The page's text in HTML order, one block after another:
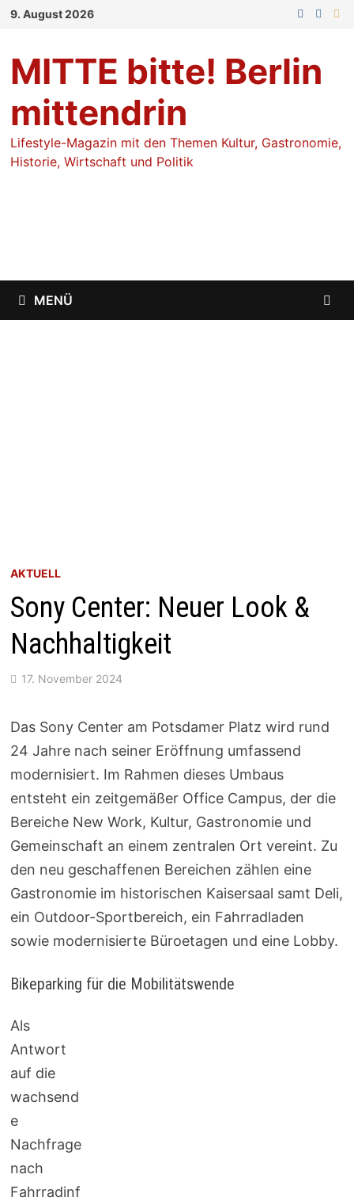
Zum
9. August 2026
MITTE bitte! Berlin
mittendrin
Lifestyle-Magazin mit den Themen Kultur, Gastronomie,
Historie, Wirtschaft und Politik
MENÜ
AKTUELL
Sony Center: Neuer Look &
Nachhaltigkeit
17. November 2024
Das Sony Center am Potsdamer Platz wird rund
24 Jahre nach seiner Eröffnung umfassend
modernisiert. Im Rahmen dieses Umbaus
entsteht ein zeitgemäßer Office Campus, der die
Bereiche New Work, Kultur, Gastronomie und
Gemeinschaft an einem zentralen Ort vereint. Zu
den neu geschaffenen Bereichen zählen eine
Gastronomie im historischen Kaisersaal samt Deli,
ein Outdoor-Sportbereich, ein Fahrradladen
sowie modernisierte Büroetagen und eine Lobby.
Bikeparking für die Mobilitätswende
Als
Antwort
auf die
wachsend
e
Nachfrage
nach
Fahrradinf